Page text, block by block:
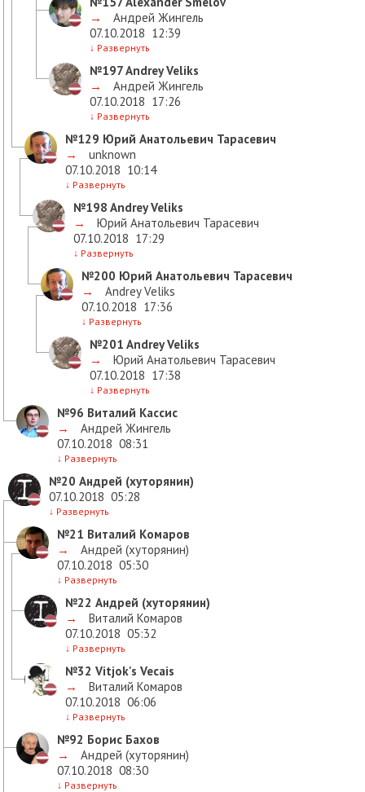
→
Андрей Жингель
07.10.2018 12:39
↓ Развернуть
№197Andrey Veliks
→
Андрей Жингель
07.10.2018 17:26
↓ Развернуть
№129 Юрий Анатольевич Тарасевич
→
unknown
07.10.2018 10:14
↓ Развернуть
№198 Andrey Veliks
→
Юрий Анатольевич Тарасевич
07.10.2018 17:29
↓ Развернуть
№200 Юрий Анатольевич Тарасевич
→
Andrey Veliks
07.10.2018 17:36
↓ Развернуть
№201 Andrey Veliks
→
Юрий Анатольевич Тарасевич
07.10.2018 17:38
↓ Развернуть
№96 Виталий Кассис
→
Андрей Жингель
07.10.2018 08:31
↓ Развернуть
№20 Андрей (хуторянин)
07.10.2018 05:28
↓ Развернуть
№21 Виталий Комаров
→
Андрей (хуторянин)
07.10.2018 05:30
↓ Развернуть
№22 Андрей (хуторянин)
→
Виталий Комаров
07.10.2018 05:32
↓ Развернуть
№32 Vitjok's Vecais
→
Виталий Комаров
07.10.2018 06:06
↓ Развернуть
№92 Борис Бахов
→
Андрей (хуторянин)
07.10.2018 08:30
↓ Развернуть